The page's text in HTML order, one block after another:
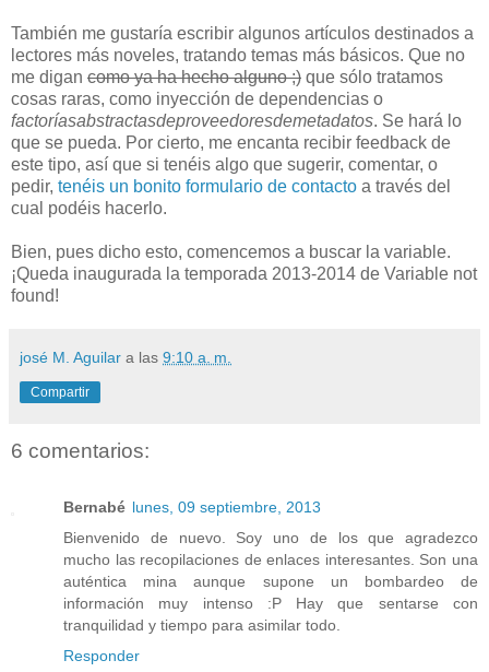
También me gustaría escribir algunos artículos destinados a
lectores más noveles, tratando temas más básicos. Que no
me digan como ya ha hecho alguno ;) que sólo tratamos
cosas raras, como inyección de dependencias o
factoríasabstractasdeproveedoresdemetadatos. Se hará lo
que se pueda. Por cierto, me encanta recibir feedback de
este tipo, así que si tenéis algo que sugerir, comentar, o
pedir, tenéis un bonito formulario de contacto a través del
cual podéis hacerlo.
Bien, pues dicho esto, comencemos a buscar la variable.
¡Queda inaugurada la temporada 2013-2014 de Variable not
found!
josé M. Aguilar a las 9:10 a. m.
Compartir
6 comentarios:
Bernabé lunes, 09 septiembre, 2013
Bienvenido de nuevo. Soy uno de los que agradezco
mucho las recopilaciones de enlaces interesantes. Son una
auténtica mina aunque supone un bombardeo de
información muy intenso :P Hay que sentarse con
tranquilidad y tiempo para asimilar todo.
Responder